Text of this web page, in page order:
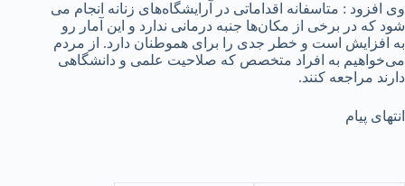
وی افزود : متاسفانه اقداماتی در آرایشگاه‌های زنانه انجام می
شود که در برخی از مکان‌ها جنبه درمانی ندارد و این آمار رو
به افزایش است و خطر جدی را برای هموطنان دارد. از مردم
می‌خواهیم به افراد متخصص که صلاحیت علمی و دانشگاهی
دارند مراجعه کنند.
انتهای پیام